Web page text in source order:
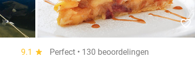
favorite_border
9.1 star
Perfect • 130 beoordelingen